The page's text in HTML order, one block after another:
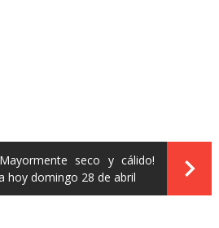
seco y cálido!
hoy domingo 28 de abril